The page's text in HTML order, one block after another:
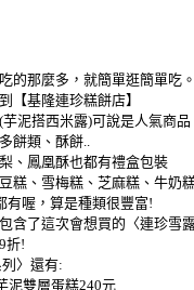
的那麼多，就簡單逛簡單吃。
【基隆連珍糕餅店】
泥搭西米露)可說是人氣商品
餅類、酥餅..
、鳳凰酥也都有禮盒包裝
糕、雪梅糕、芝麻糕、牛奶糕
有喔，算是種類很豐富!
含了這次會想買的〈連珍雪
折!
〉還有:
泥雙層蛋糕240元